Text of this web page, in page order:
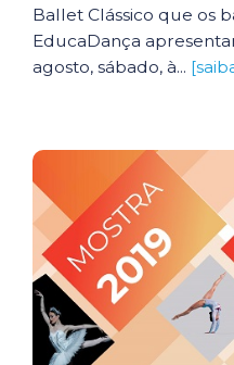
Ballet Clássico que os
EducaDança
agosto, sábado, à...